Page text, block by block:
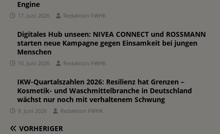
Engine
17. Juni 2026 Redaktion FWHK
Digitales Hub unseen: NIVEA CONNECT und ROSSMANN
starten neue Kampagne gegen Einsamkeit bei jungen
Menschen
10. Juni 2026 Redaktion FWHK
IKW-Quartalszahlen 2026: Resilienz hat Grenzen –
Kosmetik- und Waschmittelbranche in Deutschland
wächst nur noch mit verhaltenem Schwung
9. Juni 2026 Redaktion FWHK
VORHERIGER